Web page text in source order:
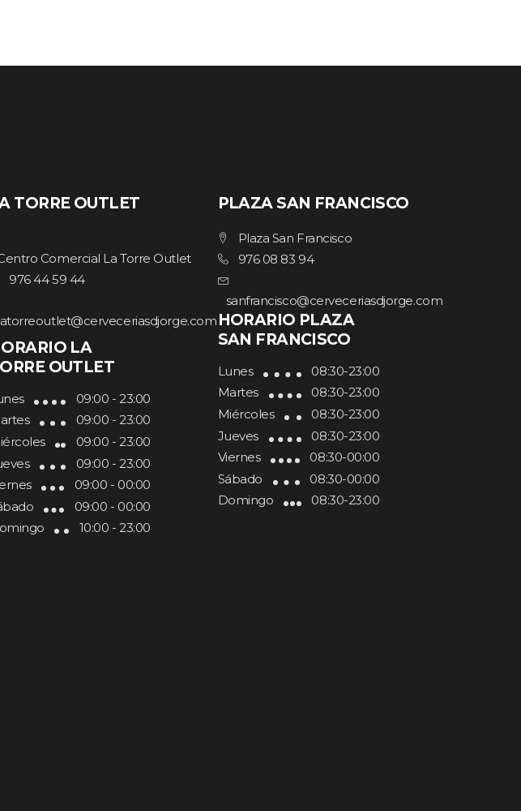
TORRE OUTLET
Comercial La Torre Outlet
976 44 59 44
LA
OUTLET
09:00 - 23:00
09:00 - 23:00
09:00 - 23:00
09:00 - 23:00
09:00 - 00:00
09:00 - 00:00
10:00 - 23:00
PLAZA SAN FRANCISCO
Plaza San Francisco
976 08 83 94
sanfrancisco@cerveceriasdjorge.com
HORARIO PLAZA
SAN FRANCISCO
Lunes
08:30-23:00
Martes
08:30-23:00
Miércoles
08:30-23:00
Jueves
08:30-23:00
Viernes
08:30-00:00
Sábado
08:30-00:00
Domingo
08:30-23:00